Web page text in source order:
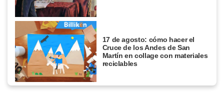
17 de agosto: cómo hacer el
Cruce de los Andes de San
Martín en collage con materiales
reciclables